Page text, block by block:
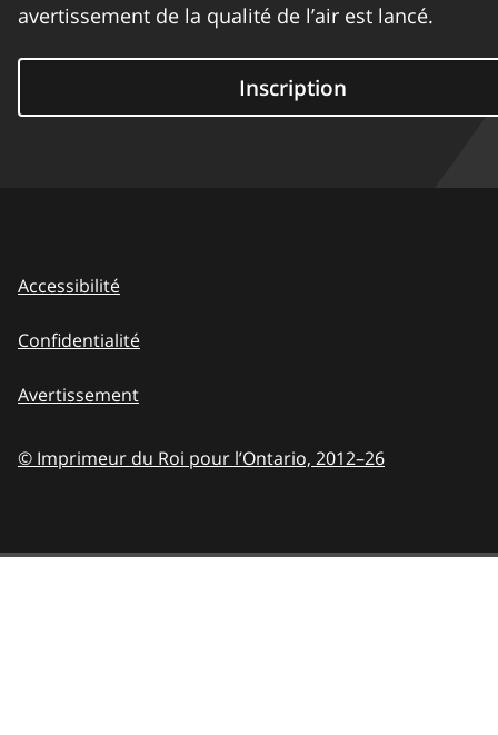
avertissement de la qualité de l’air est lancé.
Inscription
Accessibilité
Confidentialité
Avertissement
© Imprimeur du Roi pour l’Ontario, 2012–26